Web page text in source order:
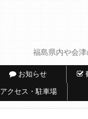
福島県内や会
お知らせ
アクセス・駐車場